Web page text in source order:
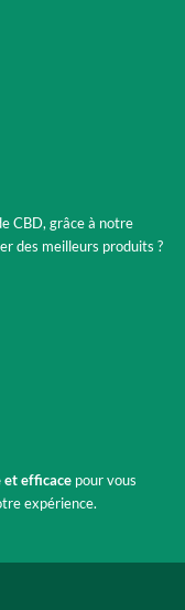
CBD, grâce à notre
des meilleurs produits ?
et efficace pour vous
expérience.